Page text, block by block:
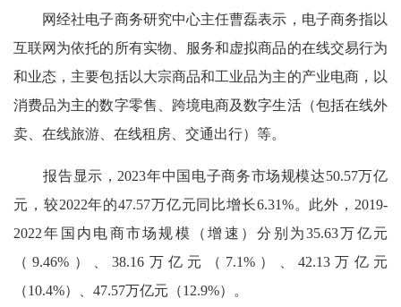
网经社电子商务研究中心主任曹磊表示，电子商务指以
互联网为依托的所有实物、服务和虚拟商品的在线交易行为
和业态，主要包括以大宗商品和工业品为主的产业电商，以
消费品为主的数字零售、跨境电商及数字生活（包括在线外
卖、在线旅游、在线租房、交通出行）等。
报告显示，2023年中国电子商务市场规模达50.57万亿
元，较2022年的47.57万亿元同比增长6.31%。此外，2019-
2022年国内电商市场规模（增速）分别为35.63万亿元
（9.46%）、38.16万亿元（7.1%）、42.13万亿元
（10.4%）、47.57万亿元（12.9%）。